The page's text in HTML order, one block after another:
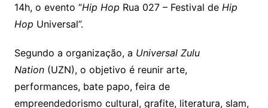
14h, o evento “Hip Hop Rua 027 – Festival de Hip
Hop Universal”.
Segundo a organização, a Universal Zulu
Nation(UZN), o objetivo é reunir arte,
performances, bate papo, feira de
empreendedorismo cultural, grafite, literatura, slam,